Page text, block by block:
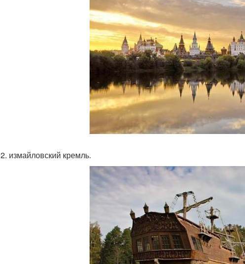
2. измайловский кремль.